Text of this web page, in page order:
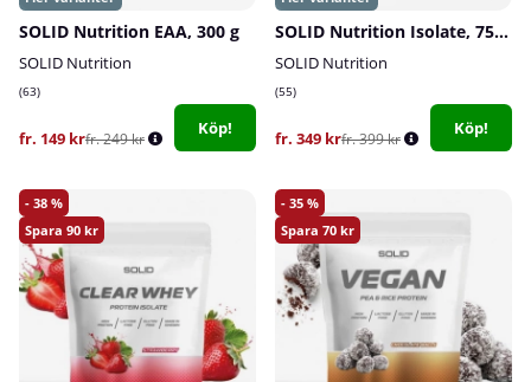
SOLID Nutrition EAA, 300 g
SOLID Nutrition
63
fr. 149 krfr. 249 kr
Köp!
SOLID Nutrition Isolate, 750 g
SOLID Nutrition
55
fr. 349 krfr. 399 kr
Köp!
38
90
35
70